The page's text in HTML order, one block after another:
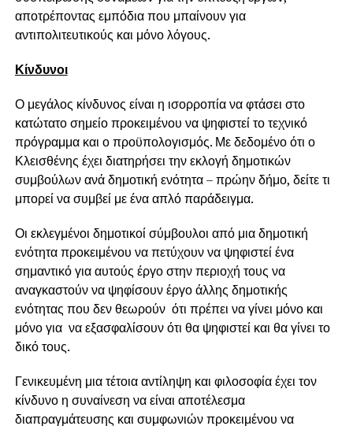
αποτρέποντας εμπόδια που μπαίνουν για
αντιπολιτευτικούς και μόνο λόγους.
Κίνδυνοι
Ο μεγάλος κίνδυνος είναι η ισορροπία να φτάσει στο
κατώτατο σημείο προκειμένου να ψηφιστεί το τεχνικό
πρόγραμμα και ο προϋπολογισμός. Με δεδομένο ότι ο
Κλεισθένης έχει διατηρήσει την εκλογή δημοτικών
συμβούλων ανά δημοτική ενότητα – πρώην δήμο, δείτε τι
μπορεί να συμβεί με ένα απλό παράδειγμα.
Οι εκλεγμένοι δημοτικοί σύμβουλοι από μια δημοτική
ενότητα προκειμένου να πετύχουν να ψηφιστεί ένα
σημαντικό για αυτούς έργο στην περιοχή τους να
αναγκαστούν να ψηφίσουν έργο άλλης δημοτικής
ενότητας που δεν θεωρούν ότι πρέπει να γίνει μόνο και
μόνο για να εξασφαλίσουν ότι θα ψηφιστεί και θα γίνει το
δικό τους.
Γενικευμένη μια τέτοια αντίληψη και φιλοσοφία έχει τον
κίνδυνο η συναίνεση να είναι αποτέλεσμα
διαπραγμάτευσης και συμφωνιών προκειμένου να